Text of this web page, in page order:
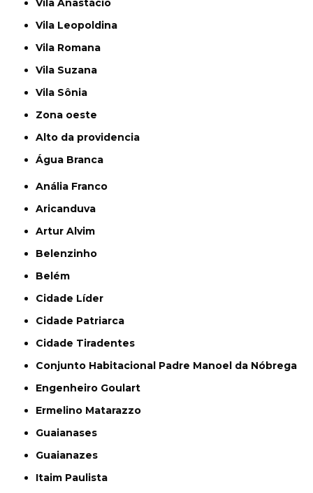
Vila Anastácio
Vila Leopoldina
Vila Romana
Vila Suzana
Vila Sônia
Zona oeste
alto da providencia
Água Branca
Anália Franco
Aricanduva
Artur Alvim
Belenzinho
Belém
Cidade Líder
Cidade Patriarca
Cidade Tiradentes
Conjunto Habitacional Padre Manoel da Nóbrega
Engenheiro Goulart
Ermelino Matarazzo
Guaianases
Guaianazes
Itaim Paulista